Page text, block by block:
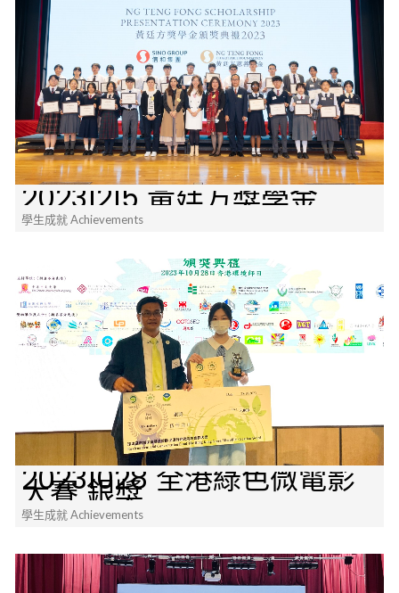
20231215 黃廷方獎學金
學生成就 Achievements
20231028 全港綠色微電影
大賽 銀獎
學生成就 Achievements